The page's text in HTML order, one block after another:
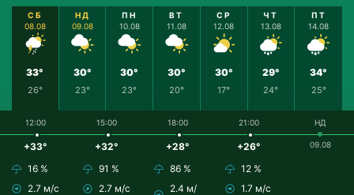
СБ
08.08
33°
26°
НД
09.08
30°
23°
ПН
10.08
30°
23°
ВТ
11.08
30°
20°
СР
12.08
30°
17°
ЧТ
13.08
29°
24°
ПТ
14.08
34°
25°
12:00
+33°
16 %
2.7 м/с
15:00
+32°
91 %
2.7 м/с
18:00
+28°
86 %
2.4 м/
21:00
+26°
12 %
1.7 м/с
НД
09.08